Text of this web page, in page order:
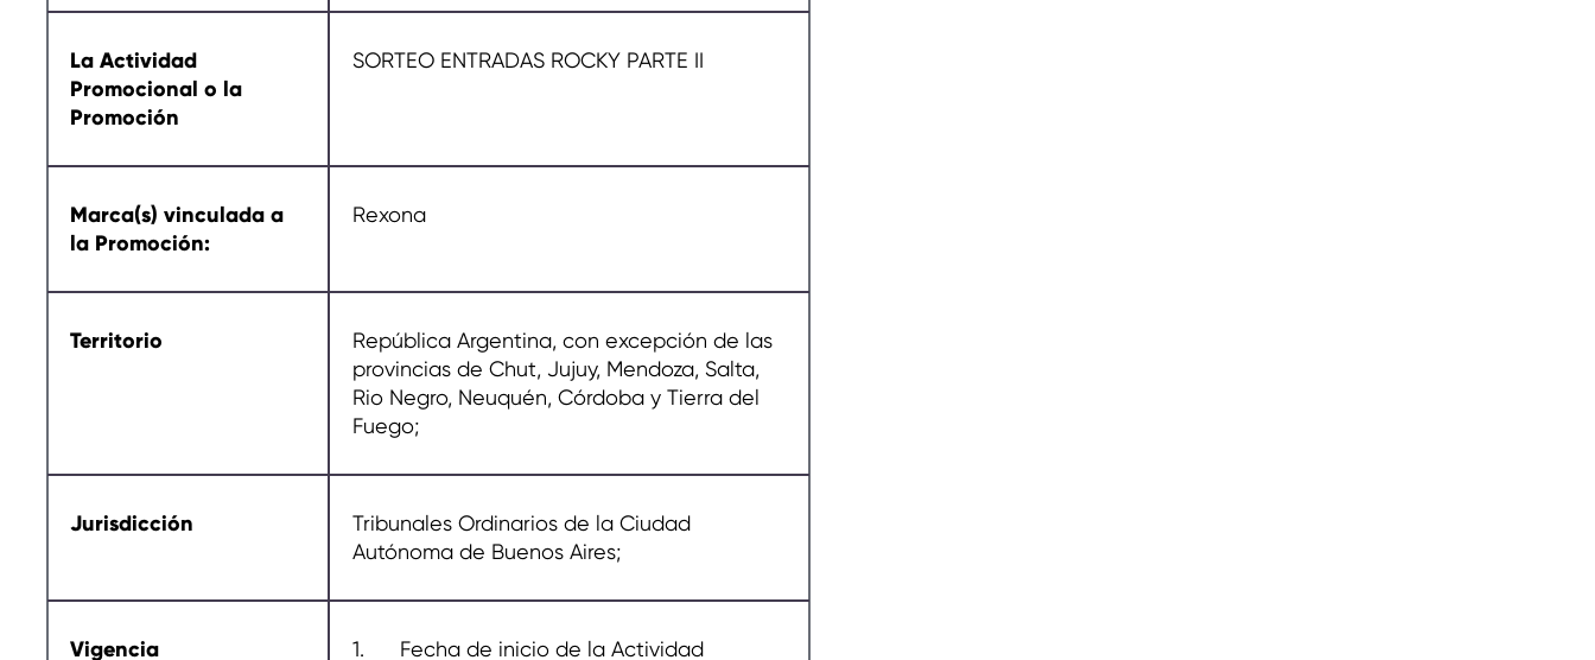
La Actividad
Promocional o la
Promoción
SORTEO ENTRADAS ROCKY PARTE II
Marca(s) vinculada a
la Promoción:
Rexona
Territorio
República Argentina, con excepción de las
provincias de Chut, Jujuy, Mendoza, Salta,
Rio Negro, Neuquén, Córdoba y Tierra del
Fuego;
Jurisdicción
Tribunales Ordinarios de la Ciudad
Autónoma de Buenos Aires;
Vigencia
1. Fecha de inicio de la Actividad